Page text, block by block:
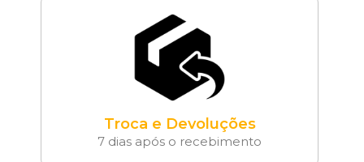
Troca e Devoluções
7 dias após o recebimento